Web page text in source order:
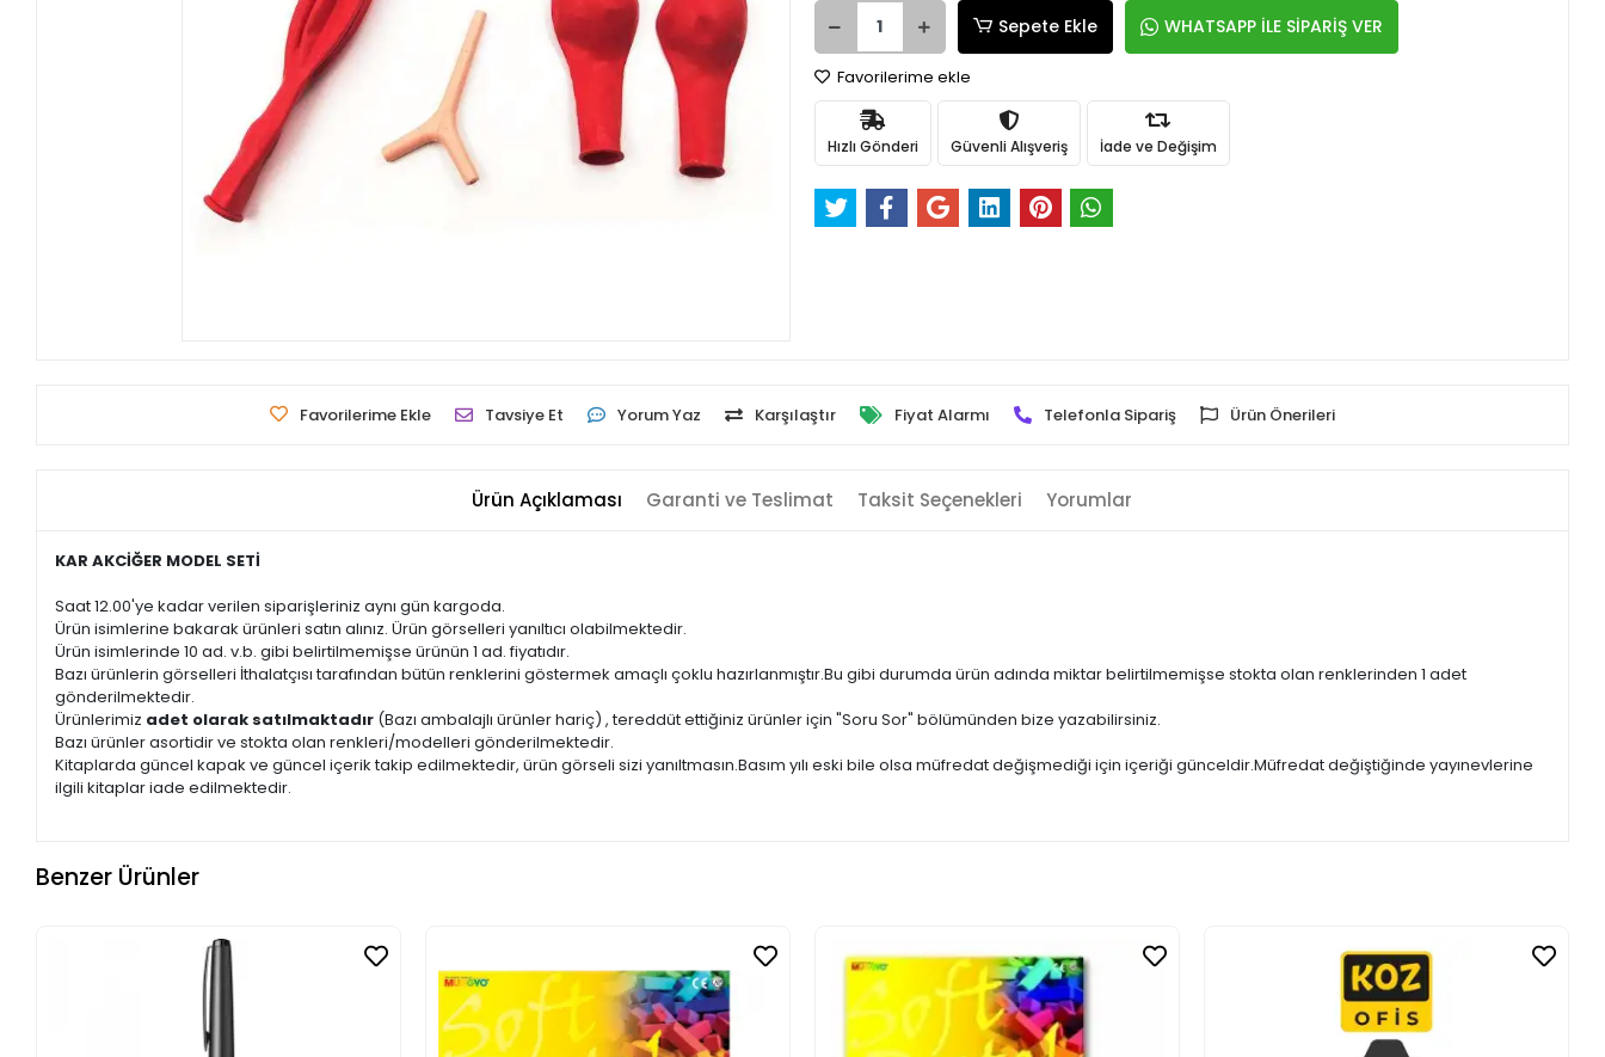
Sepete Ekle WHATSAPP İLE SİPARİŞ VER
Favorilerime ekle
Hızlı Gönderi Güvenli Alışveriş İade ve Değişim
Favorilerime Ekle Tavsiye Et Yorum Yaz Karşılaştır Fiyat Alarmı Telefonla Sipariş Ürün Önerileri
Ürün Açıklaması Garanti ve Teslimat Taksit Seçenekleri Yorumlar
KAR AKCİĞER MODEL SETİ
Saat 12.00'ye kadar verilen siparişleriniz aynı gün kargoda.
Ürün isimlerine bakarak ürünleri satın alınız. Ürün görselleri yanıltıcı olabilmektedir.
Ürün isimlerinde 10 ad. v.b. gibi belirtilmemişse ürünün 1 ad. fiyatıdır.
Bazı ürünlerin görselleri İthalatçısı tarafından bütün renklerini göstermek amaçlı çoklu hazırlanmıştır.Bu gibi durumda ürün adında miktar belirtilmemişse stokta olan renklerinden 1 adet
gönderilmektedir.
Ürünlerimiz adet olarak satılmaktadır (Bazı ambalajlı ürünler hariç) , tereddüt ettiğiniz ürünler için "Soru Sor" bölümünden bize yazabilirsiniz.
Bazı ürünler asortidir ve stokta olan renkleri/modelleri gönderilmektedir.
Kitaplarda güncel kapak ve güncel içerik takip edilmektedir, ürün görseli sizi yanıltmasın.Basım yılı eski bile olsa müfredat değişmediği için içeriği günceldir.Müfredat değiştiğinde yayınevlerine
ilgili kitaplar iade edilmektedir.
Benzer Ürünler